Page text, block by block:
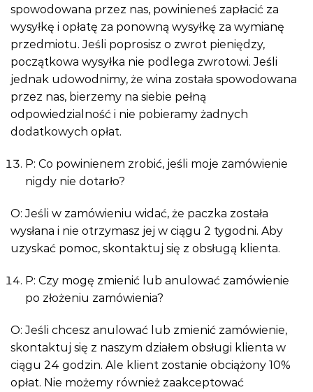
spowodowana przez nas, powinieneś zapłacić za
wysyłkę i opłatę za ponowną wysyłkę za wymianę
przedmiotu. Jeśli poprosisz o zwrot pieniędzy,
początkowa wysyłka nie podlega zwrotowi. Jeśli
jednak udowodnimy, że wina została spowodowana
przez nas, bierzemy na siebie pełną
odpowiedzialność i nie pobieramy żadnych
dodatkowych opłat.
P: Co powinienem zrobić, jeśli moje zamówienie
nigdy nie dotarło?
O: Jeśli w zamówieniu widać, że paczka została
wysłana i nie otrzymasz jej w ciągu 2 tygodni. Aby
uzyskać pomoc, skontaktuj się z obsługą klienta.
P: Czy mogę zmienić lub anulować zamówienie
po złożeniu zamówienia?
O: Jeśli chcesz anulować lub zmienić zamówienie,
skontaktuj się z naszym działem obsługi klienta w
ciągu 24 godzin. Ale klient zostanie obciążony 10%
opłat. Nie możemy również zaakceptować